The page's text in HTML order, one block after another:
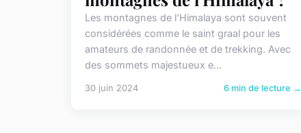
Les montagnes de l'Himalaya sont souvent
considérées comme le saint graal pour les
amateurs de randonnée et de trekking. Avec
des sommets majestueux e...
30 juin 2024 6 min de lecture →